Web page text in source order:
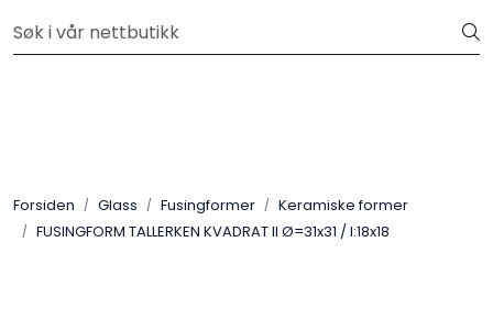
Velkommen til vår nye nettbutikk! Besøk Min side for mer
Forsiden Glass Fusingformer
Keramiske former
FUSINGFORM TALLERKEN KVADRAT II Ø=31x31 / I:18x18
Pulverglasur